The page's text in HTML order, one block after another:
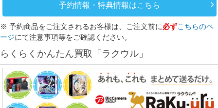
予約情報・特典情報はこちら
※ 予約商品をご注文されるお客様は、ご注文前に必ずこちらのペ
ージにて注意事項等をご確認ください。
らくらくかんたん買取「ラクウル」